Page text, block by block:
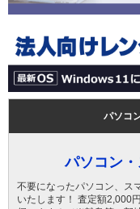
パソコ
パソコン
不要になったパソコン、ス
いたします！ 査定額2,000